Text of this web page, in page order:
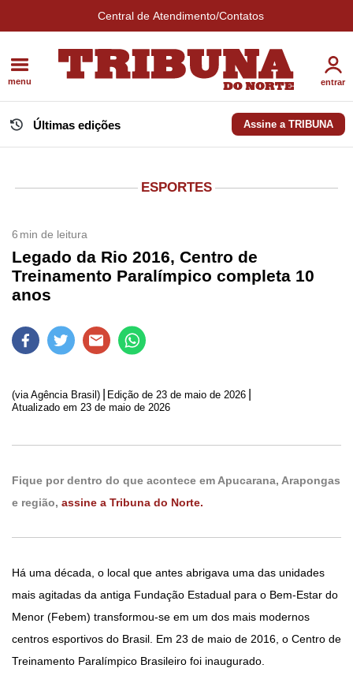
Central de Atendimento/Contatos
menu entrar
Últimas edições Assine a TRIBUNA
ESPORTES
6 min de leitura
Legado da Rio 2016, Centro de
Treinamento Paralímpico completa 10
anos
(via Agência Brasil) Edição de 23 de maio de 2026
Atualizado em 23 de maio de 2026
Fique por dentro do que acontece em Apucarana, Arapongas
e região, assine a Tribuna do Norte.
Há uma década, o local que antes abrigava uma das unidades
mais agitadas da antiga Fundação Estadual para o Bem-Estar do
Menor (Febem) transformou-se em um dos mais modernos
centros esportivos do Brasil. Em 23 de maio de 2016, o Centro de
Treinamento Paralímpico Brasileiro foi inaugurado.